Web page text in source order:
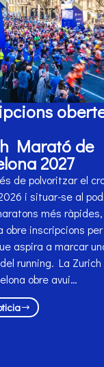
Marató de
2027
de polvoritzar el
i situar-se al
més
obre inscripcions
aspira a marcar
running. La
obre avui…